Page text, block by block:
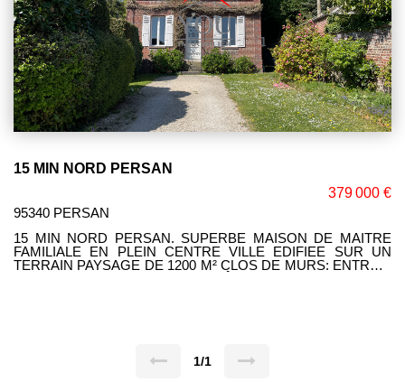
15 MIN NORD PERSAN
379 000 €
95340 PERSAN
15 MIN NORD PERSAN. SUPERBE MAISON DE MAITRE
FAMILIALE EN PLEIN CENTRE VILLE EDIFIEE SUR UN
TERRAIN PAYSAGE DE 1200 M² CLOS DE MURS: ENTREE,
GARE ACCESSIBLES A PIED, UN BIEN RARE SUR LE
1/1